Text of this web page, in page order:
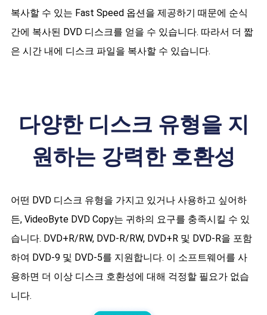
복사할 수 있는 Fast Speed 옵션을 제공하기 때문에 순식
간에 복사된 DVD 디스크를 얻을 수 있습니다. 따라서 더 짧
은 시간 내에 디스크 파일을 복사할 수 있습니다.
다양한 디스크 유형을 지
원하는 강력한 호환성
어떤 DVD 디스크 유형을 가지고 있거나 사용하고 싶어하
든, VideoByte DVD Copy는 귀하의 요구를 충족시킬 수 있
습니다. DVD+R/RW, DVD-R/RW, DVD+R 및 DVD-R을 포함
하여 DVD-9 및 DVD-5를 지원합니다. 이 소프트웨어를 사
용하면 더 이상 디스크 호환성에 대해 걱정할 필요가 없습
니다.